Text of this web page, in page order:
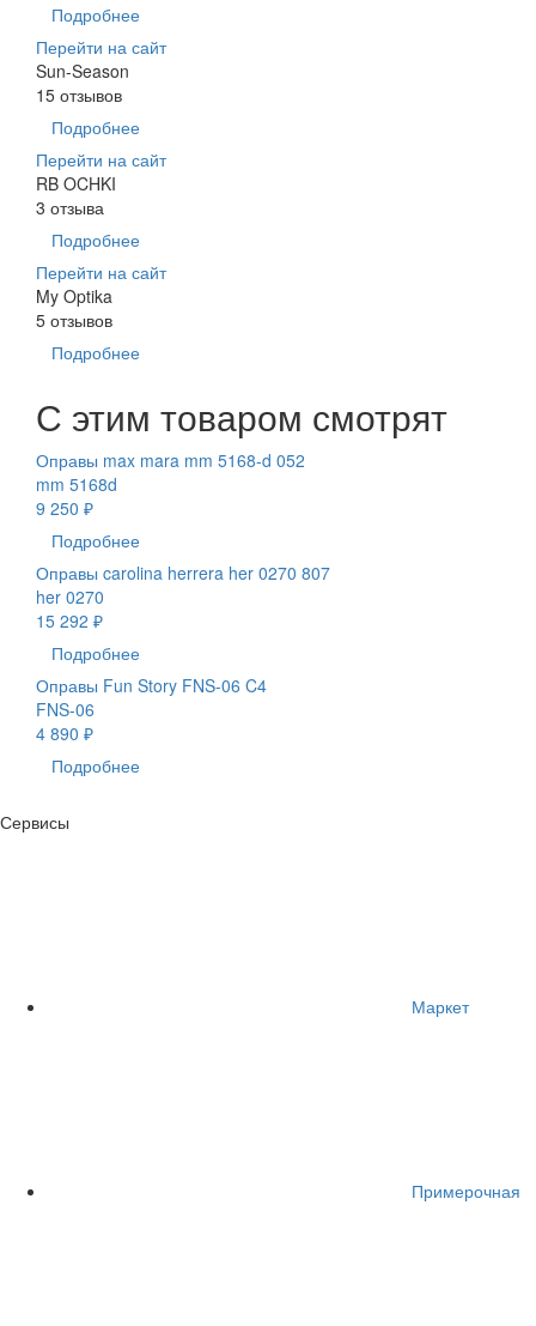
Подробнее
Перейти на сайт
Sun-Season
15 отзывов
Подробнее
Перейти на сайт
RB OCHKI
3 отзыва
Подробнее
Перейти на сайт
My Optika
5 отзывов
Подробнее
С этим товаром смотрят
Оправы max mara mm 5168-d 052
mm 5168d
9 250 ₽
Подробнее
Оправы carolina herrera her 0270 807
her 0270
15 292 ₽
Подробнее
Оправы Fun Story FNS-06 C4
FNS-06
4 890 ₽
Подробнее
Сервисы
Маркет
Примерочная